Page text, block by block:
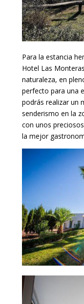
Para la estancia
Hotel Las
naturaleza, en
perfecto para una
podrás realizar un
senderismo en la
con unos
la mejor